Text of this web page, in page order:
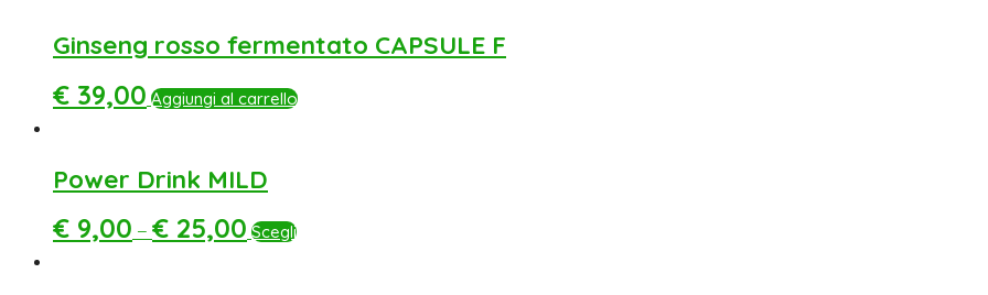
Ginseng rosso fermentato CAPSULE F
€ 39,00 Aggiungi al carrello
Power Drink MILD
€ 9,00 – € 25,00 Scegli